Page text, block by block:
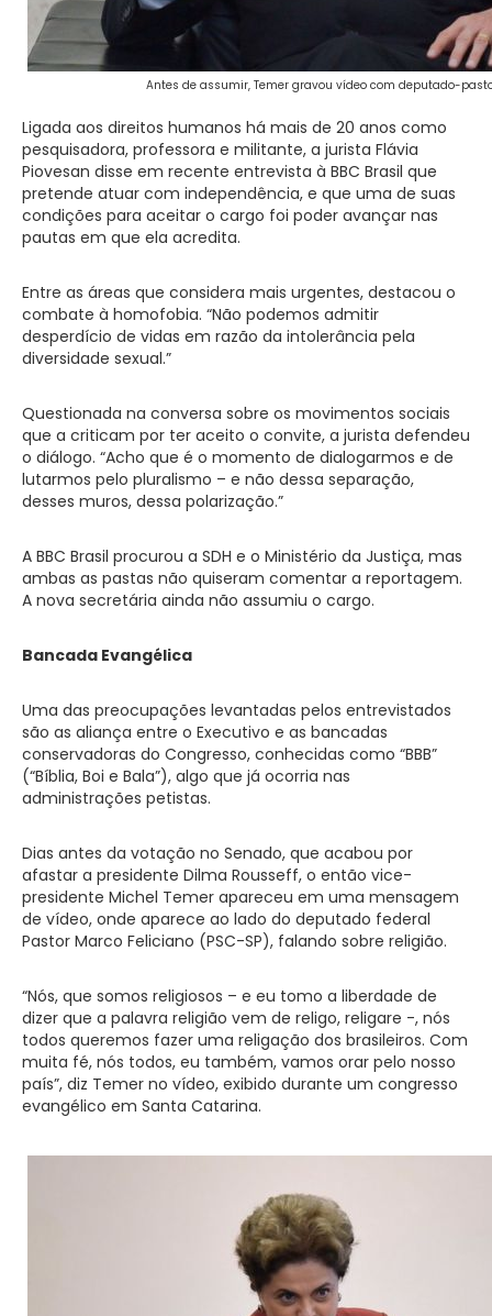
Antes de assumir, Temer gravou vídeo com deputado-
Ligada aos direitos humanos há mais de 20 anos como
pesquisadora, professora e militante, a jurista Flávia
Piovesan disse em recente entrevista à BBC Brasil que
pretende atuar com independência, e que uma de suas
condições para aceitar o cargo foi poder avançar nas
pautas em que ela acredita.
Entre as áreas que considera mais urgentes, destacou o
combate à homofobia. “Não podemos admitir
desperdício de vidas em razão da intolerância pela
diversidade sexual.”
Questionada na conversa sobre os movimentos sociais
que a criticam por ter aceito o convite, a jurista defendeu
o diálogo. “Acho que é o momento de dialogarmos e de
lutarmos pelo pluralismo – e não dessa separação,
desses muros, dessa polarização.”
A BBC Brasil procurou a SDH e o Ministério da Justiça, mas
ambas as pastas não quiseram comentar a reportagem.
A nova secretária ainda não assumiu o cargo.
Bancada Evangélica
Uma das preocupações levantadas pelos entrevistados
são as aliança entre o Executivo e as bancadas
conservadoras do Congresso, conhecidas como “BBB”
(“Bíblia, Boi e Bala”), algo que já ocorria nas
administrações petistas.
Dias antes da votação no Senado, que acabou por
afastar a presidente Dilma Rousseff, o então vice-
presidente Michel Temer apareceu em uma mensagem
de vídeo, onde aparece ao lado do deputado federal
Pastor Marco Feliciano (PSC-SP), falando sobre religião.
“Nós, que somos religiosos – e eu tomo a liberdade de
dizer que a palavra religião vem de religo, religare -, nós
todos queremos fazer uma religação dos brasileiros. Com
muita fé, nós todos, eu também, vamos orar pelo nosso
país”, diz Temer no vídeo, exibido durante um congresso
evangélico em Santa Catarina.